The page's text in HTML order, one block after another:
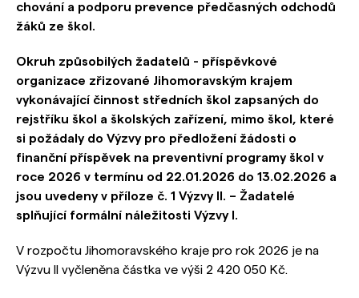
chování a podporu prevence předčasných odchodů
žáků ze škol.
Okruh způsobilých žadatelů - příspěvkové
organizace zřizované Jihomoravským krajem
vykonávající činnost středních škol zapsaných do
rejstříku škol a školských zařízení, mimo škol, které
si požádaly do Výzvy pro předložení žádosti o
finanční příspěvek na preventivní programy škol v
roce 2026 v termínu od 22.01.2026 do 13.02.2026 a
jsou uvedeny v příloze č. 1 Výzvy II. – Žadatelé
splňující formální náležitosti Výzvy I.
V rozpočtu Jihomoravského kraje pro rok 2026 je na
Výzvu II vyčleněna částka ve výši 2 420 050 Kč.